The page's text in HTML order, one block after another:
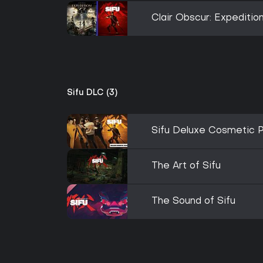
Clair Obscur:
Sifu DLC (3)
Sifu Deluxe Cosmetic
The Art of Sifu
The Sound of Sifu